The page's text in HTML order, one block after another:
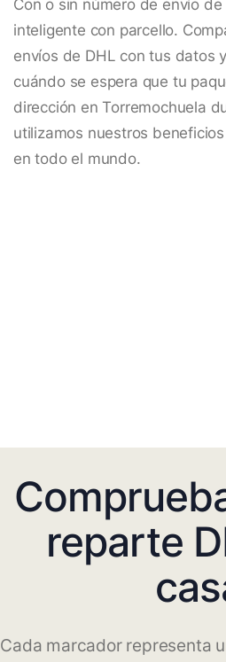
Con o sin número de envío
inteligente con parcello.
envíos de DHL con tus datos
cuándo se espera que tu
dirección en Torremochuela
utilizamos nuestros
en todo el mundo.
reparte
Cada marcador representa